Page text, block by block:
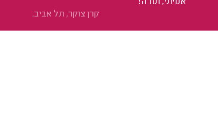
קרן צוקר, תל אביב.